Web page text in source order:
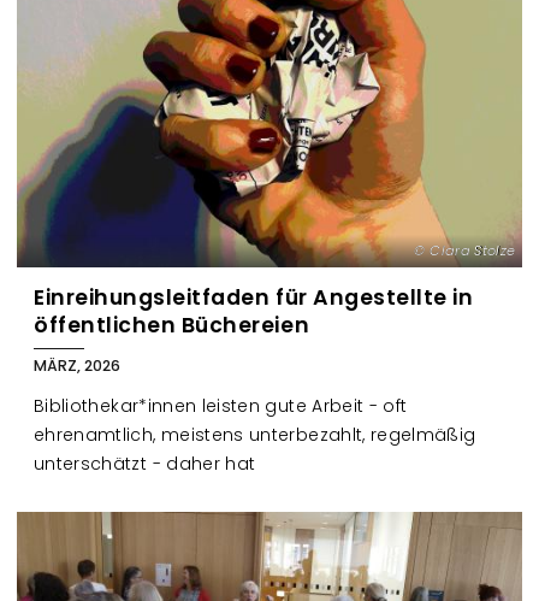
Clara Stolze
Einreihungsleitfaden für Angestellte in
öffentlichen Büchereien
MÄRZ, 2026
Bibliothekar*innen leisten gute Arbeit - oft
ehrenamtlich, meistens unterbezahlt, regelmäßig
unterschätzt - daher hat